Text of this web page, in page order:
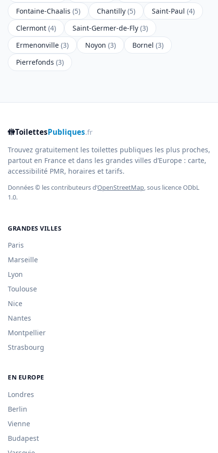
Fontaine-Chaalis (5) Chantilly (5) Saint-Paul (4)
Clermont (4) Saint-Germer-de-Fly (3)
Ermenonville (3) Noyon (3) Bornel (3)
Pierrefonds (3)
🚻ToilettesPubliques.fr
Trouvez gratuitement les toilettes publiques les plus proches,
partout en France et dans les grandes villes d’Europe : carte,
accessibilité PMR, horaires et tarifs.
Données © les contributeurs d’OpenStreetMap, sous licence ODbL
1.0.
GRANDES VILLES
Paris
Marseille
Lyon
Toulouse
Nice
Nantes
Montpellier
Strasbourg
EN EUROPE
Londres
Berlin
Vienne
Budapest